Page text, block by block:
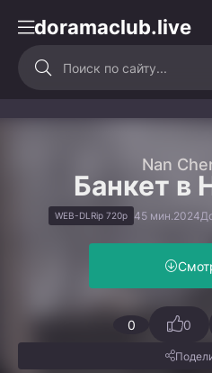
doramaclub.live
Nan
Банкет в
WEB-DLRip 720p 45 мин.2024
0 0